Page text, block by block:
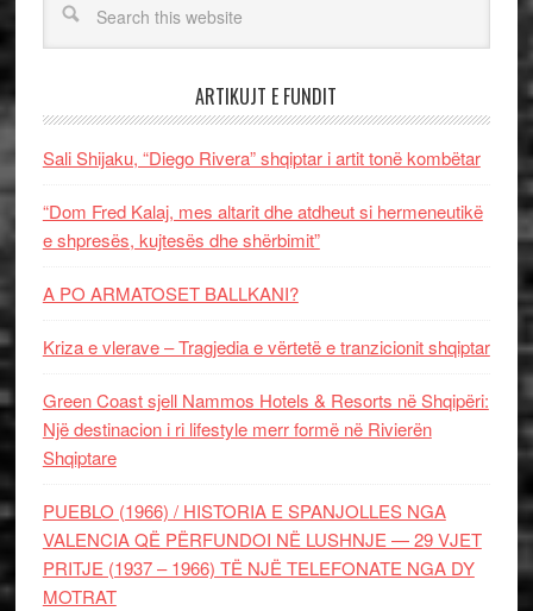
ARTIKUJT E FUNDIT
Sali Shijaku, “Diego Rivera” shqiptar i artit tonë kombëtar
“Dom Fred Kalaj, mes altarit dhe atdheut si hermeneutikë
e shpresës, kujtesës dhe shërbimit”
A PO ARMATOSET BALLKANI?
Kriza e vlerave – Tragjedia e vërtetë e tranzicionit shqiptar
Green Coast sjell Nammos Hotels & Resorts në Shqipëri:
Një destinacion i ri lifestyle merr formë në Rivierën
Shqiptare
PUEBLO (1966) / HISTORIA E SPANJOLLES NGA
VALENCIA QË PËRFUNDOI NË LUSHNJE — 29 VJET
PRITJE (1937 – 1966) TË NJË TELEFONATE NGA DY
MOTRAT